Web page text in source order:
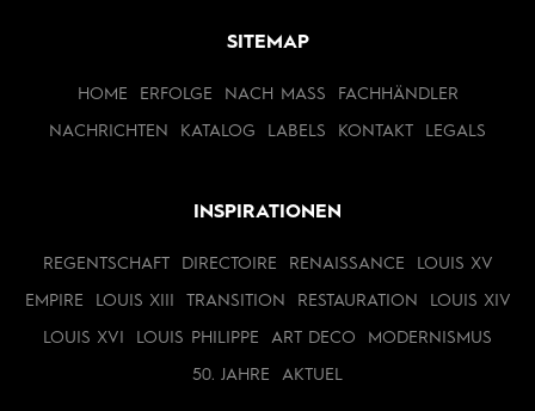
SITEMAP
HOME ERFOLGE NACH MASS FACHHÄNDLER
NACHRICHTEN KATALOG LABELS KONTAKT LEGALS
INSPIRATIONEN
REGENTSCHAFT DIRECTOIRE RENAISSANCE LOUIS XV
EMPIRE LOUIS XIII TRANSITION RESTAURATION LOUIS XIV
LOUIS XVI LOUIS PHILIPPE ART DECO MODERNISMUS
50. JAHRE AKTUEL